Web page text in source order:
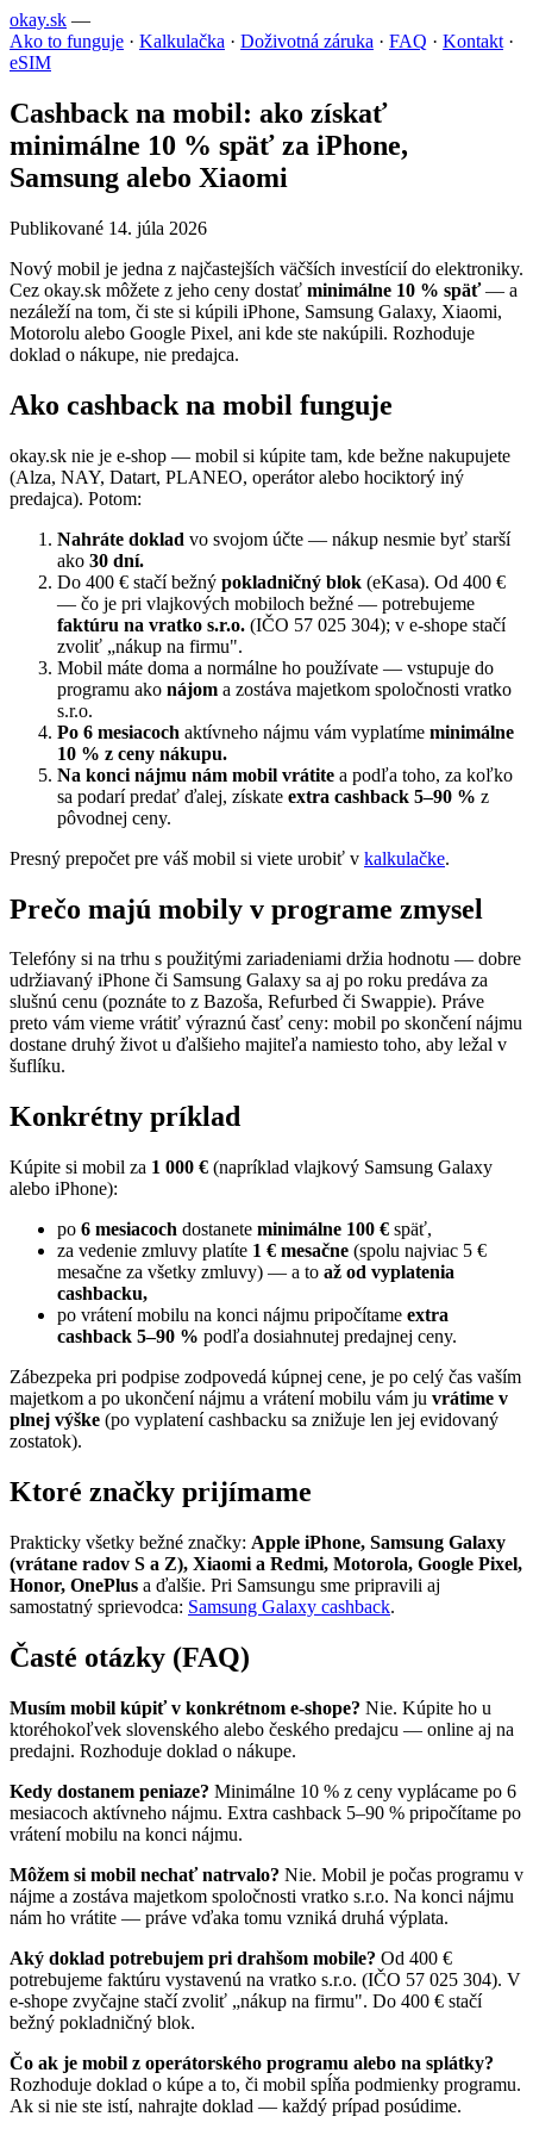
okay.sk —
Ako to funguje · Kalkulačka · Doživotná záruka · FAQ · Kontakt ·
eSIM
Cashback na mobil: ako získať
minimálne 10 % späť za iPhone,
Samsung alebo Xiaomi
Publikované 14. júla 2026
Nový mobil je jedna z najčastejších väčších investícií do elektroniky.
Cez okay.sk môžete z jeho ceny dostať minimálne 10 % späť— a
nezáleží na tom, či ste si kúpili iPhone, Samsung Galaxy, Xiaomi,
Motorolu alebo Google Pixel, ani kde ste nakúpili. Rozhoduje
doklad o nákupe, nie predajca.
Ako cashback na mobil funguje
okay.sk nie je e-shop — mobil si kúpite tam, kde bežne nakupujete
(Alza, NAY, Datart, PLANEO, operátor alebo hociktorý iný
predajca). Potom:
Nahráte doklad vo svojom účte — nákup nesmie byť starší
ako 30 dní.
Do 400 € stačí bežný pokladničný blok (eKasa). Od 400 €
— čo je pri vlajkových mobiloch bežné — potrebujeme
faktúru na vratko s.r.o. (IČO 57 025 304); v e-shope stačí
zvoliť „nákup na firmu".
Mobil máte doma a normálne ho používate — vstupuje do
programu ako nájom a zostáva majetkom spoločnosti vratko
s.r.o.
Po 6 mesiacoch aktívneho nájmu vám vyplatíme minimálne
10 % z ceny nákupu.
Na konci nájmu nám mobil vrátite a podľa toho, za koľko
sa podarí predať ďalej, získate extra cashback 5–90 % z
pôvodnej ceny.
Presný prepočet pre váš mobil si viete urobiť v kalkulačke.
Prečo majú mobily v programe zmysel
Telefóny si na trhu s použitými zariadeniami držia hodnotu — dobre
udržiavaný iPhone či Samsung Galaxy sa aj po roku predáva za
slušnú cenu (poznáte to z Bazoša, Refurbed či Swappie). Práve
preto vám vieme vrátiť výraznú časť ceny: mobil po skončení nájmu
dostane druhý život u ďalšieho majiteľa namiesto toho, aby ležal v
šuflíku.
Konkrétny príklad
Kúpite si mobil za 1 000 € (napríklad vlajkový Samsung Galaxy
alebo iPhone):
po 6 mesiacoch dostanete minimálne 100 € späť,
za vedenie zmluvy platíte 1 € mesačne (spolu najviac 5 €
mesačne za všetky zmluvy) — a to až od vyplatenia
cashbacku,
po vrátení mobilu na konci nájmu pripočítame extra
cashback 5–90 % podľa dosiahnutej predajnej ceny.
Zábezpeka pri podpise zodpovedá kúpnej cene, je po celý čas vaším
majetkom a po ukončení nájmu a vrátení mobilu vám ju vrátime v
plnej výške (po vyplatení cashbacku sa znižuje len jej evidovaný
zostatok).
Ktoré značky prijímame
Prakticky všetky bežné značky: Apple iPhone, Samsung Galaxy
(vrátane radov S a Z), Xiaomi a Redmi, Motorola, Google Pixel,
Honor, OnePlus a ďalšie. Pri Samsungu sme pripravili aj
samostatný sprievodca: Samsung Galaxy cashback.
Časté otázky (FAQ)
Musím mobil kúpiť v konkrétnom e-shope? Nie. Kúpite ho u
ktoréhokoľvek slovenského alebo českého predajcu — online aj na
predajni. Rozhoduje doklad o nákupe.
Kedy dostanem peniaze? Minimálne 10 % z ceny vyplácame po 6
mesiacoch aktívneho nájmu. Extra cashback 5–90 % pripočítame po
vrátení mobilu na konci nájmu.
Môžem si mobil nechať natrvalo? Nie. Mobil je počas programu v
nájme a zostáva majetkom spoločnosti vratko s.r.o. Na konci nájmu
nám ho vrátite — práve vďaka tomu vzniká druhá výplata.
Aký doklad potrebujem pri drahšom mobile? Od 400 €
potrebujeme faktúru vystavenú na vratko s.r.o. (IČO 57 025 304). V
e-shope zvyčajne stačí zvoliť „nákup na firmu". Do 400 € stačí
bežný pokladničný blok.
Čo ak je mobil z operátorského programu alebo na splátky?
Rozhoduje doklad o kúpe a to, či mobil spĺňa podmienky programu.
Ak si nie ste istí, nahrajte doklad — každý prípad posúdime.